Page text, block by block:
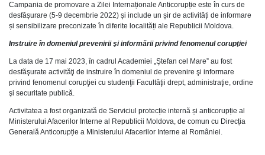
Campania de promovare a Zilei Internaționale Anticorupție este în curs de
desfășurare (5-9 decembrie 2022) și include un șir de activități de informare
și sensibilizare preconizate în diferite localități ale Republicii Moldova.
Instruire în domeniul prevenirii şi informării privind fenomenul corupţiei
La data de 17 mai 2023, în cadrul Academiei „Ştefan cel Mare” au fost
desfăşurate activităţi de instruire în domeniul de prevenire şi informare
privind fenomenul corupţiei cu studenţii Facultăţii drept, administraţie, ordine
şi securitate publică.
Activitatea a fost organizată de Serviciul protecție internă și anticorupție al
Ministerului Afacerilor Interne al Republicii Moldova, de comun cu Direcția
Generală Anticorupție a Ministerului Afacerilor Interne al României.